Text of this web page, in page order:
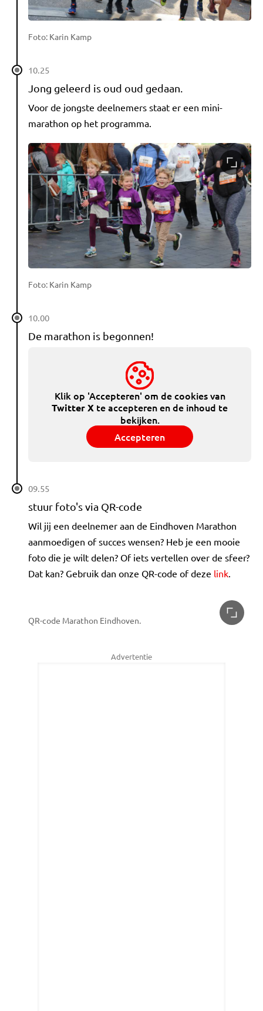
Foto: Karin Kamp
10.25
Jong geleerd is oud oud gedaan.
Voor de jongste deelnemers staat er een mini-
marathon op het programma.
Foto: Karin Kamp
10.00
De marathon is begonnen!
Klik op 'Accepteren' om de cookies van
Twitter X te accepteren en de inhoud te
bekijken.
Accepteren
09.55
stuur foto's via QR-code
Wil jij een deelnemer aan de Eindhoven Marathon
aanmoedigen of succes wensen? Heb je een mooie
foto die je wilt delen? Of iets vertellen over de sfeer?
Dat kan? Gebruik dan onze QR-code of deze link.
QR-code Marathon Eindhoven.
Advertentie